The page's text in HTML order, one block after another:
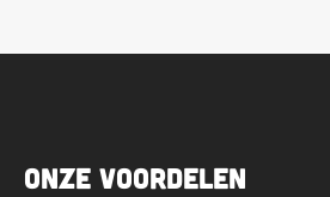
Onze voordelen